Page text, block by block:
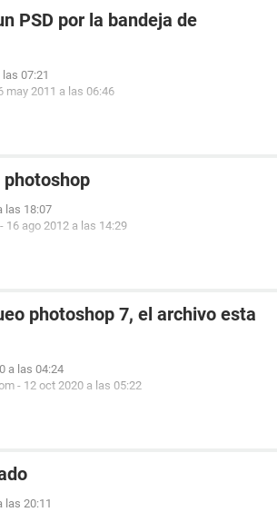
PSD por la bandeja de
07:21
may 2011 a las 06:46
photoshop
las 18:07
- 16 ago 2012 a las 14:29
photoshop 7, el archivo esta
a las 04:24
- 12 oct 2020 a las 05:22
las 20:11